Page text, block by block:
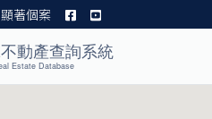
顯著個案